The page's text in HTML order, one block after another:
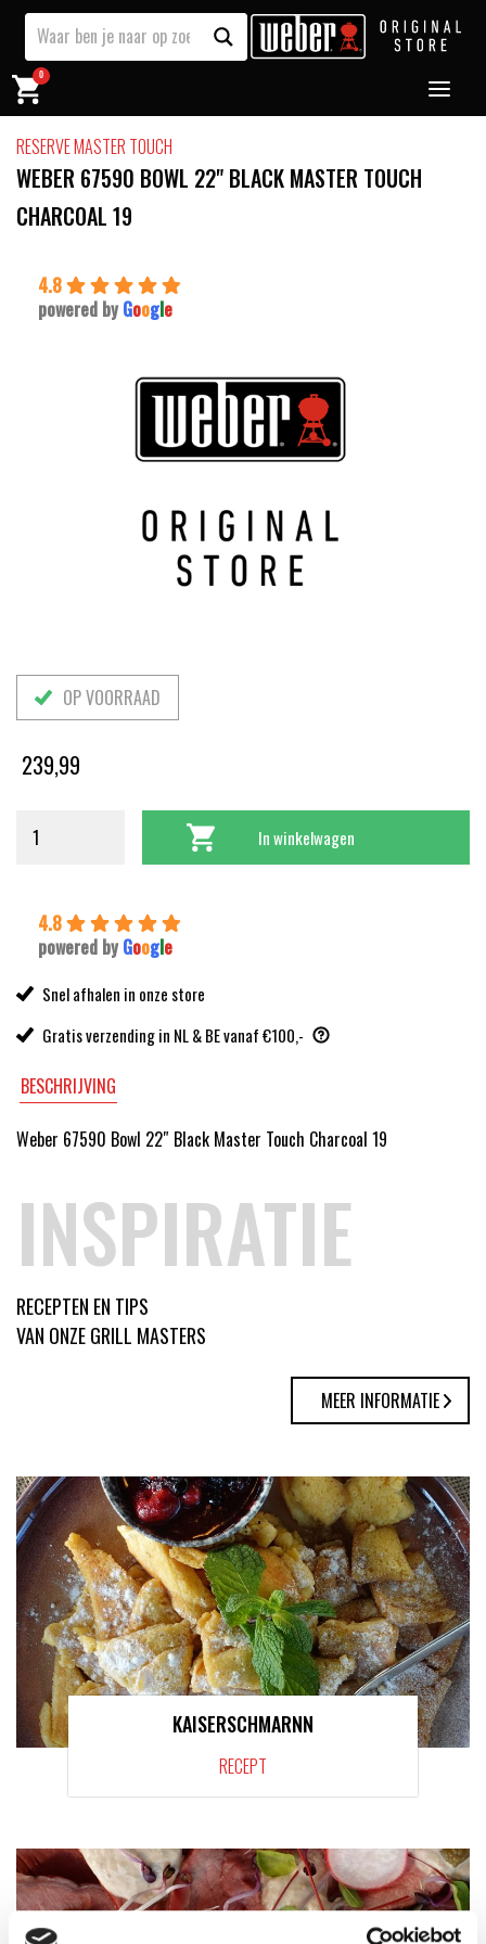
0
RESERVE MASTER TOUCH
WEBER 67590 BOWL 22" BLACK MASTER TOUCH
CHARCOAL 19
4.8
powered by Google
OP VOORRAAD
239,99
In winkelwagen
4.8
powered by Google
Snel afhalen in onze store
Gratis verzending in NL & BE vanaf €100,-
BESCHRIJVING
Weber 67590 Bowl 22″ Black Master Touch Charcoal 19
INSPIRATIE
RECEPTEN EN TIPS
VAN ONZE GRILL MASTERS
MEER INFORMATIE
KAISERSCHMARNN
RECEPT